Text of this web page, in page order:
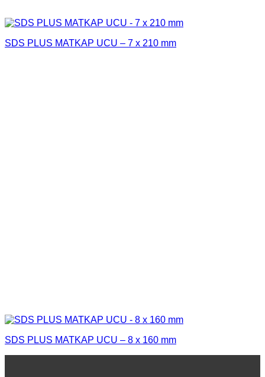
SDS PLUS MATKAP UCU – 7 x 210 mm
SDS PLUS MATKAP UCU – 8 x 160 mm